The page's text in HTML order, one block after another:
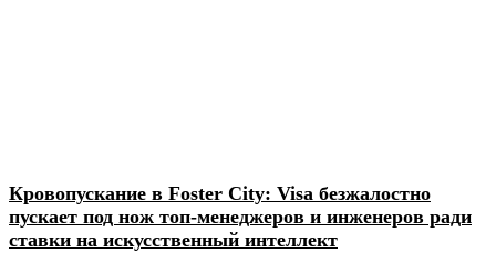
Кровопускание в Foster City: Visa безжалостно
пускает под нож топ-менеджеров и инженеров ради
ставки на искусственный интеллект